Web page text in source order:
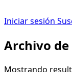
Iniciar sesión
Archivo
Mostrando